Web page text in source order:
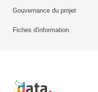
Gouvernance du projet
Fiches d'information
Retour à l'accueil de